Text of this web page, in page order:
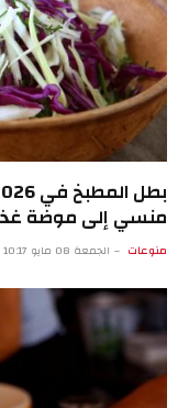
منسي إلى موضة
منوعات الجمعة 08 مايو 10:17 م